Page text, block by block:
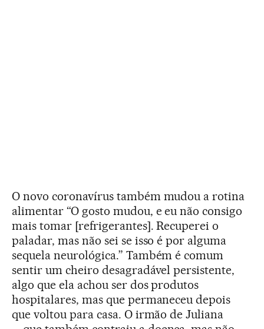
O novo coronavírus também mudou a rotina
alimentar “O gosto mudou, e eu não consigo
mais tomar [refrigerantes]. Recuperei o
paladar, mas não sei se isso é por alguma
sequela neurológica.” Também é comum
sentir um cheiro desagradável persistente,
algo que ela achou ser dos produtos
hospitalares, mas que permaneceu depois
que voltou para casa. O irmão de Juliana